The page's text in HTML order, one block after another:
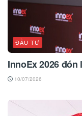
ĐẦU TƯ
InnoEx 2026
10/07/2026